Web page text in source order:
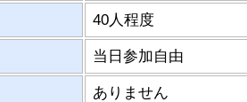
40人程度
当日参加自由
ありません